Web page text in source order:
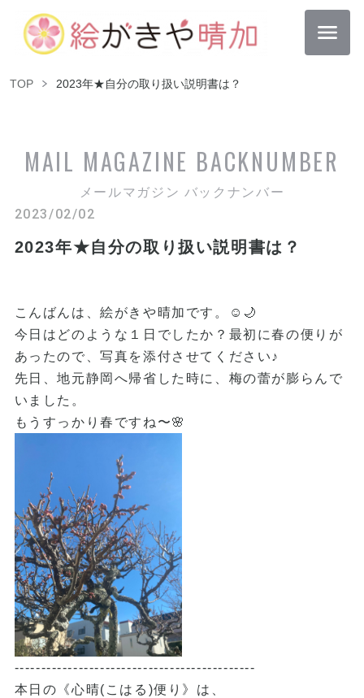
TOP 2023年★自分の取り扱い説明書は？
MAIL MAGAZINE BACKNUMBER
メールマガジン バックナンバー
2023/02/02
2023年★自分の取り扱い説明書は？
こんばんは、絵がきや晴加です。☺︎🌙
今日はどのような１日でしたか？最初に春の便りが
あったので、写真を添付させてください♪
先日、地元静岡へ帰省した時に、梅の蕾が膨らんで
いました。
もうすっかり春ですね〜🌸
---------------------------------------------
本日の《心晴(こはる)便り》は、